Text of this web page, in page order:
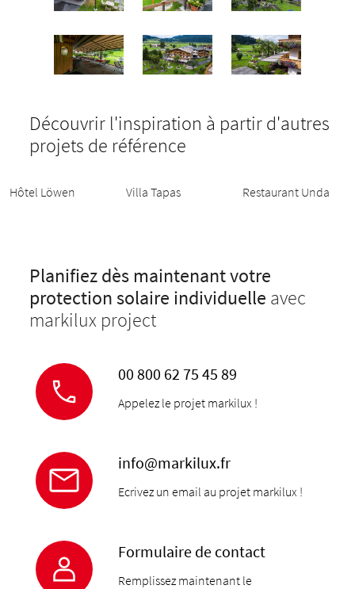
Découvrir l'inspiration à partir d'autres
projets de référence
Hôtel Löwen Villa Tapas Restaurant Unda
Planifiez dès maintenant votre
protection solaire individuelle avec
markilux project
00 800 62 75 45 89
Appelez le projet markilux !
info@markilux.fr
Ecrivez un email au projet markilux !
Formulaire de contact
Remplissez maintenant le